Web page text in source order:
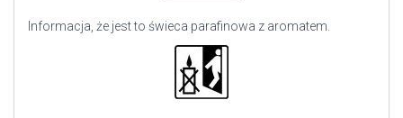
Informacja, że jest to świeca parafinowa z aromatem.